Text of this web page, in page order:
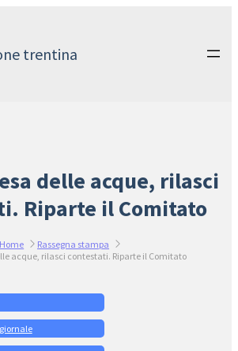
trentina
delle acque, rilasci
Riparte il Comitato
Home
Rassegna stampa
acque, rilasci contestati. Riparte il Comitato